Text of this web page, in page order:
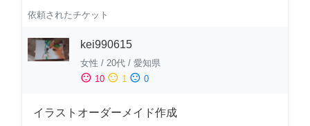
依頼されたチケット
kei990615
女性 / 20代 / 愛知県
sentiment_satisfied 10 sentiment_neutral 1 sentiment_dissatisfied 0
イラストオーダーメイド作成